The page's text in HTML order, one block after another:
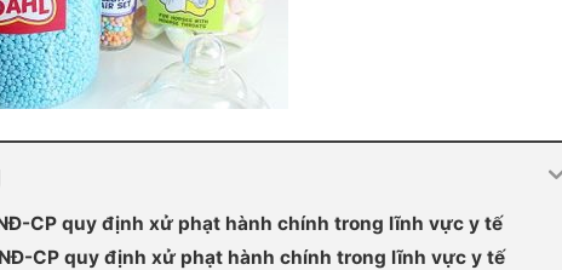
CP quy định xử phạt hành chính trong lĩnh vực y tế
CP quy định xử phạt hành chính trong lĩnh vực y tế